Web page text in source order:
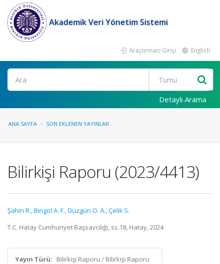
Akademik Veri Yönetim Sistemi
Araştırmacı Girişi English
Ara
Detaylı Arama
ANA SAYFA SON EKLENEN YAYINLAR
Bilirkişi Raporu (2023/4413)
Şahin R.,Bingöl A. F.,Düzgün O. A.,Çelik S.
T.C. Hatay Cumhuriyet Başsavcılığı, ss.18, Hatay, 2024
Yayın Türü: Bilirkişi Raporu / Bilirkişi Raporu